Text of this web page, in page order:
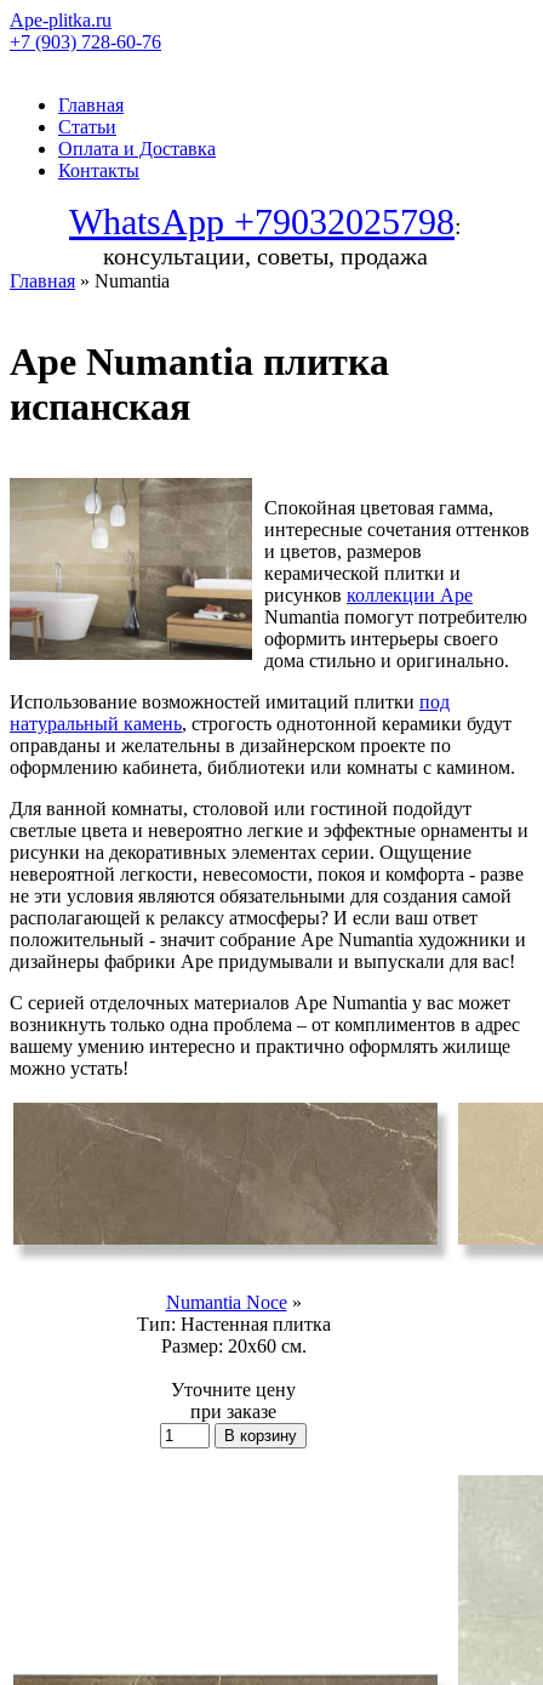
Ape-plitka.ru
+7 (903) 728-60-76
Главная
Статьи
Оплата и Доставка
Контакты
WhatsApp +79032025798:
консультации, советы, продажа
Главная » Numantia
Ape Numantia плитка
испанская
Спокойная цветовая гамма,
интересные сочетания оттенков
и цветов, размеров
керамической плитки и
рисунков коллекции Ape
Numantia помогут потребителю
оформить интерьеры своего
дома стильно и оригинально.
Использование возможностей имитаций плитки под
натуральный камень, строгость однотонной керамики будут
оправданы и желательны в дизайнерском проекте по
оформлению кабинета, библиотеки или комнаты с камином.
Для ванной комнаты, столовой или гостиной подойдут
светлые цвета и невероятно легкие и эффектные орнаменты и
рисунки на декоративных элементах серии. Ощущение
невероятной легкости, невесомости, покоя и комфорта - разве
не эти условия являются обязательными для создания самой
располагающей к релаксу атмосферы? И если ваш ответ
положительный - значит собрание Ape Numantia художники и
дизайнеры фабрики Аре придумывали и выпускали для вас!
С серией отделочных материалов Ape Numantia у вас может
возникнуть только одна проблема – от комплиментов в адрес
вашему умению интересно и практично оформлять жилище
можно устать!
Numantia Noce»
Тип: Настенная плитка
Размер: 20x60 см.
Уточните цену
при заказе